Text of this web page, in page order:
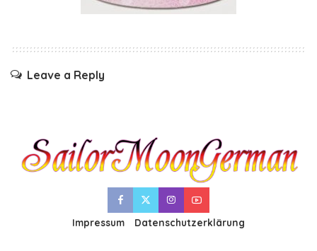
Leave a Reply
Impressum Datenschutzerklärung